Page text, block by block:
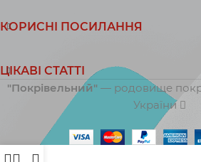
КОРИСНІ ПОСИЛАННЯ
ЦІКАВІ СТАТТІ
"Покрівельний" — родовище
України